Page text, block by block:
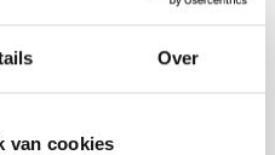
Over
van cookies